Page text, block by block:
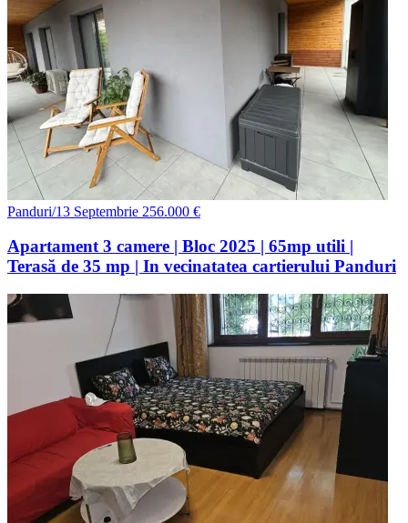
Panduri/13 Septembrie 256.000 €
Apartament 3 camere | Bloc 2025 | 65mp utili |
Terasă de 35 mp | In vecinatatea cartierului Panduri